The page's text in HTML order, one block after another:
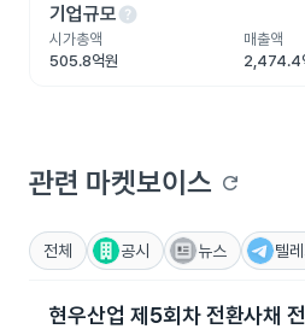
기업규모help
시가총액
505.8억원
매출액
2,474.4
관련 마켓보이스 refresh
전체 공시 뉴스 텔
현우산업 제5회차 전환사채